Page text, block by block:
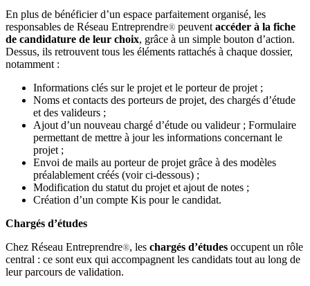
En plus de bénéficier d’un espace parfaitement organisé, les
responsables de Réseau Entreprendre® peuvent accéder à la fiche
de candidature de leur choix, grâce à un simple bouton d’action.
Dessus, ils retrouvent tous les éléments rattachés à chaque dossier,
notamment :
Informations clés sur le projet et le porteur de projet ;
Noms et contacts des porteurs de projet, des chargés d’étude
et des valideurs ;
Ajout d’un nouveau chargé d’étude ou valideur ; Formulaire
permettant de mettre à jour les informations concernant le
projet ;
Envoi de mails au porteur de projet grâce à des modèles
préalablement créés (voir ci-dessous) ;
Modification du statut du projet et ajout de notes ;
Création d’un compte Kis pour le candidat.
Chargés d’études
Chez Réseau Entreprendre®, les chargés d’études occupent un rôle
central : ce sont eux qui accompagnent les candidats tout au long de
leur parcours de validation.